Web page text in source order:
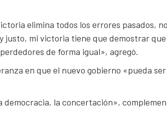
elimina todos los errores pasados,
justo, mi victoria tiene que demostrar
de forma igual», agregó.
en que el nuevo gobierno «pueda
democracia, la concertación»,